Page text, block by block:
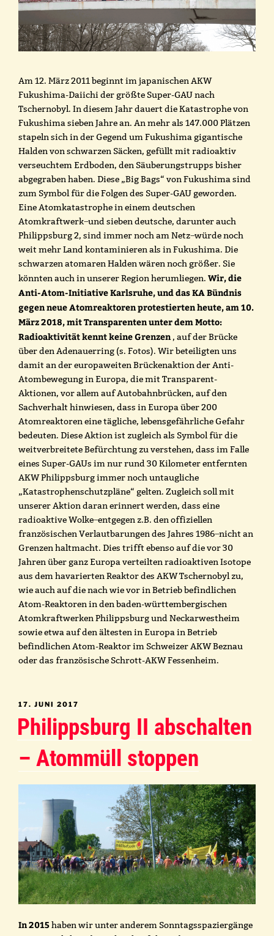
Am 12. März 2011 beginnt im japanischen AKW
Fukushima-Daiichi der größte Super-GAU nach
Tschernobyl. In diesem Jahr dauert die Katastrophe von
Fukushima sieben Jahre an. An mehr als 147.000 Plätzen
stapeln sich in der Gegend um Fukushima gigantische
Halden von schwarzen Säcken, gefüllt mit radioaktiv
verseuchtem Erdboden, den Säuberungstrupps bisher
abgegraben haben. Diese „Big Bags“ von Fukushima sind
zum Symbol für die Folgen des Super-GAU geworden.
Eine Atomkatastrophe in einem deutschen
Atomkraftwerk ̶ und sieben deutsche, darunter auch
Philippsburg 2, sind immer noch am Netz ̶ würde noch
weit mehr Land kontaminieren als in Fukushima. Die
schwarzen atomaren Halden wären noch größer. Sie
könnten auch in unserer Region herumliegen. Wir, die
Anti-Atom-Initiative Karlsruhe, und das KA Bündnis
gegen neue Atomreaktoren protestierten heute, am 10.
März 2018, mit Transparenten unter dem Motto:
Radioaktivität kennt keine Grenzen, auf der Brücke
über den Adenauerring (s. Fotos). Wir beteiligten uns
damit an der europaweiten Brückenaktion der Anti-
Atombewegung in Europa, die mit Transparent-
Aktionen, vor allem auf Autobahnbrücken, auf den
Sachverhalt hinwiesen, dass in Europa über 200
Atomreaktoren eine tägliche, lebensgefährliche Gefahr
bedeuten. Diese Aktion ist zugleich als Symbol für die
weitverbreitete Befürchtung zu verstehen, dass im Falle
eines Super-GAUs im nur rund 30 Kilometer entfernten
AKW Philippsburg immer noch untaugliche
„Katastrophenschutzpläne“ gelten. Zugleich soll mit
unserer Aktion daran erinnert werden, dass eine
radioaktive Wolke ̶ entgegen z.B. den offiziellen
französischen Verlautbarungen des Jahres 1986 ̶ nicht an
Grenzen haltmacht. Dies trifft ebenso auf die vor 30
Jahren über ganz Europa verteilten radioaktiven Isotope
aus dem havarierten Reaktor des AKW Tschernobyl zu,
wie auch auf die nach wie vor in Betrieb befindlichen
Atom-Reaktoren in den baden-württembergischen
Atomkraftwerken Philippsburg und Neckarwestheim
sowie etwa auf den ältesten in Europa in Betrieb
befindlichen Atom-Reaktor im Schweizer AKW Beznau
oder das französische Schrott-AKW Fessenheim.
VERÖFFENTLICHT
17. JUNI 2017
Philippsburg II abschalten
– Atommüll stoppen
In 2015haben wir unter anderem Sonntagsspaziergänge